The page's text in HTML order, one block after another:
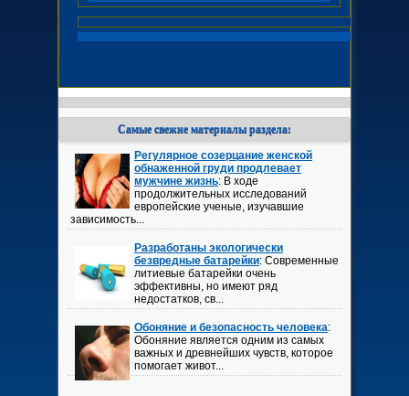
Самые свежие материалы раздела:
Регулярное созерцание женской
обнаженной груди продлевает
мужчине жизнь: В ходе
продолжительных исследований
европейские ученые, изучавшие
зависимость...
Разработаны экологически
безвредные батарейки: Современные
литиевые батарейки очень
эффективны, но имеют ряд
недостатков, св...
Обоняние и безопасность человека:
Обоняние является одним из самых
важных и древнейших чувств, которое
помогает живот...